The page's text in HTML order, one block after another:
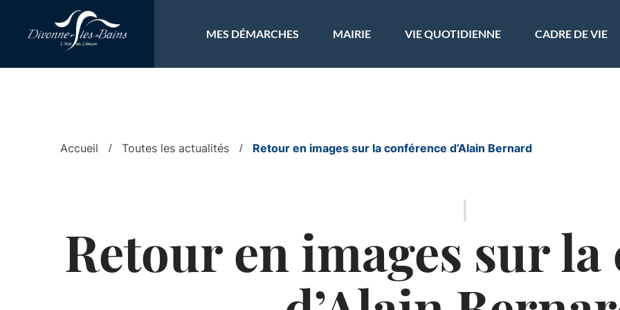
MES DÉMARCHES MAIRIE VIE QUOTIDIENNE CADRE DE VIE
Accueil Toutes les actualités Retour en images sur la conférence d’Alain Bernard
Retour en images sur